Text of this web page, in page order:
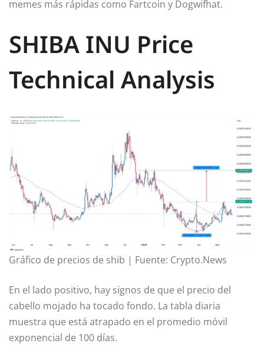
memes más rápidas como Fartcoin y Dogwifhat.
SHIBA INU Price
Technical Analysis
Gráfico de precios de shib | Fuente: Crypto.News
En el lado positivo, hay signos de que el precio del
cabello mojado ha tocado fondo. La tabla diaria
muestra que está atrapado en el promedio móvil
exponencial de 100 días.